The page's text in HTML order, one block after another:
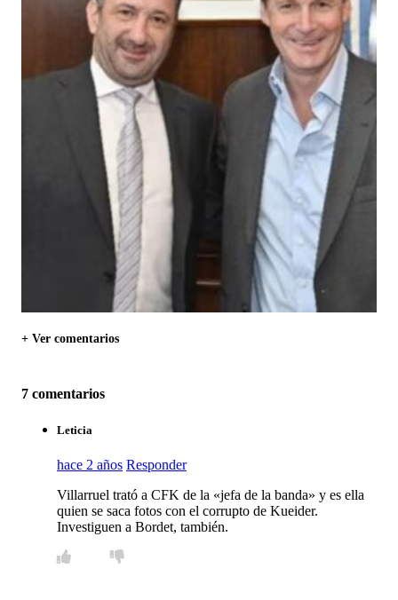
+ Ver comentarios
7 comentarios
Leticia
hace 2 años Responder
Villarruel trató a CFK de la «jefa de la banda» y es ella
quien se saca fotos con el corrupto de Kueider.
Investiguen a Bordet, también.